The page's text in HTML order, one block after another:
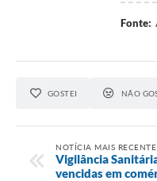
Fonte:
GOSTEI NÃO
NOTÍCIA MAIS RECENTE
Vigilância
vencidas em